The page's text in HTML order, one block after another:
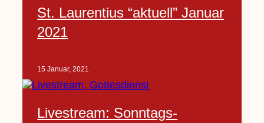
St. Laurentius “aktuell” Januar
2021
15 Januar, 2021
Livestream: Sonntags-